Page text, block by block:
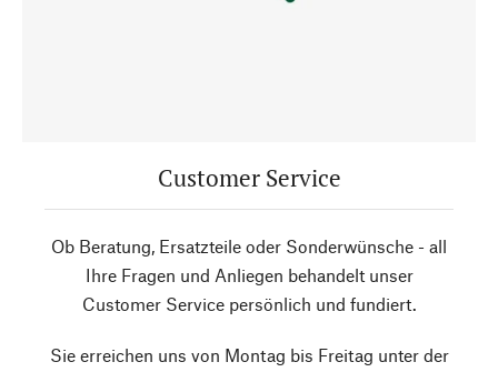
Customer Service
Ob Beratung, Ersatzteile oder Sonderwünsche - all
Ihre Fragen und Anliegen behandelt unser
Customer Service persönlich und fundiert.
Sie erreichen uns von Montag bis Freitag unter der